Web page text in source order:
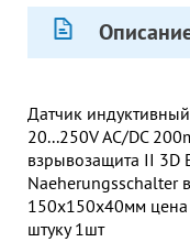
Датчик
20...250V AC/DC
взрывозащита II 3D
Naeherungsschalter
150х150х40мм цена
штуку 1шт